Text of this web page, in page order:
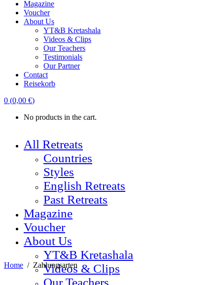
Magazine
Voucher
About Us
YT&B Kretashala
Videos & Clips
Our Teachers
Testimonials
Our Partner
Contact
Reisekorb
0 (0,00 €)
No products in the cart.
All Retreats
Countries
Styles
English Retreats
Past Retreats
Magazine
Voucher
About Us
YT&B Kretashala
Videos & Clips
Our Teachers
Home / Zahlungsarten